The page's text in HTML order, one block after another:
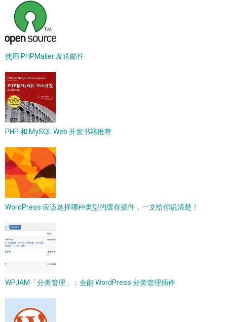
使用 PHPMailer 发送邮件
PHP 和 MySQL Web 开发书籍推荐
WordPress 应该选择哪种类型的缓存插件，一文给你说清楚！
WPJAM「分类管理」：全能 WordPress 分类管理插件